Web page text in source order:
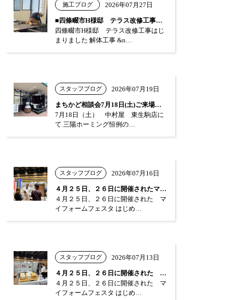
施工ブログ 2026年07月27日
■四條畷市H様邸 テラス改修工事はじまり…
四條畷市H様邸 テラス改修工事はじ
まりました 解体工事 &n…
スタッフブログ 2026年07月19日
まちかど相談会7月18日(土)ご来場あり…
7月18日（土） 中村屋 東生駒店に
て 三陽ホーミング恒例の…
スタッフブログ 2026年07月16日
４月２５日、２６日に開催されたマイフォー…
４月２５日、２６日に開催された マ
イフォームフェスタ はじめ…
スタッフブログ 2026年07月13日
４月２５日、２６日に開催された マイフォ…
４月２５日、２６日に開催された マ
イフォームフェスタ はじめ…